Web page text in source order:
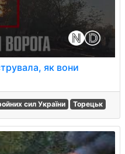
як вони
сил України Торецьк